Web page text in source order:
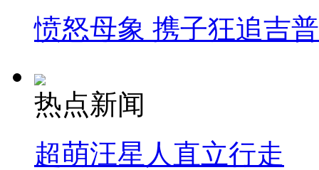
愤怒母象 携子狂追吉
热点新闻
超萌汪星人直立行走